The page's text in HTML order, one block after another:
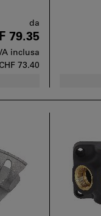
da
79.35
inclusa
73.40